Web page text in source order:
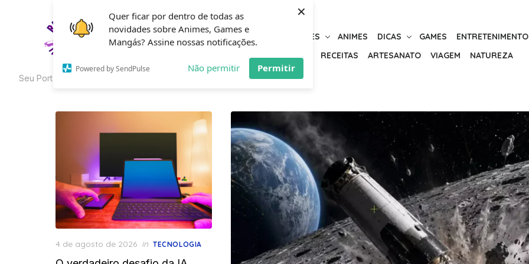
Quer ficar por dentro de todas as
novidades sobre Animes, Games e
Mangás? Assine nossas notificações.
Powered by SendPulse Não permitir Permitir
×
Seu Portal de Curiosidades
HOME CURIOSIDADES ANIMES DICAS GAMES ENTRETENIMENTO
BELEZA
RECEITAS ARTESANATO VIAGEM NATUREZA
Posted
4 de agosto de 2026 in TECNOLOGIA